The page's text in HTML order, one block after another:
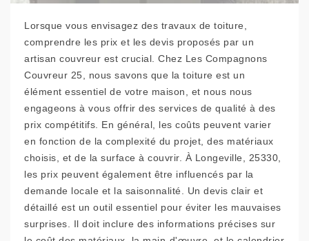
Lorsque vous envisagez des travaux de toiture,
comprendre les prix et les devis proposés par un
artisan couvreur est crucial. Chez Les Compagnons
Couvreur 25, nous savons que la toiture est un
élément essentiel de votre maison, et nous nous
engageons à vous offrir des services de qualité à des
prix compétitifs. En général, les coûts peuvent varier
en fonction de la complexité du projet, des matériaux
choisis, et de la surface à couvrir. À Longeville, 25330,
les prix peuvent également être influencés par la
demande locale et la saisonnalité. Un devis clair et
détaillé est un outil essentiel pour éviter les mauvaises
surprises. Il doit inclure des informations précises sur